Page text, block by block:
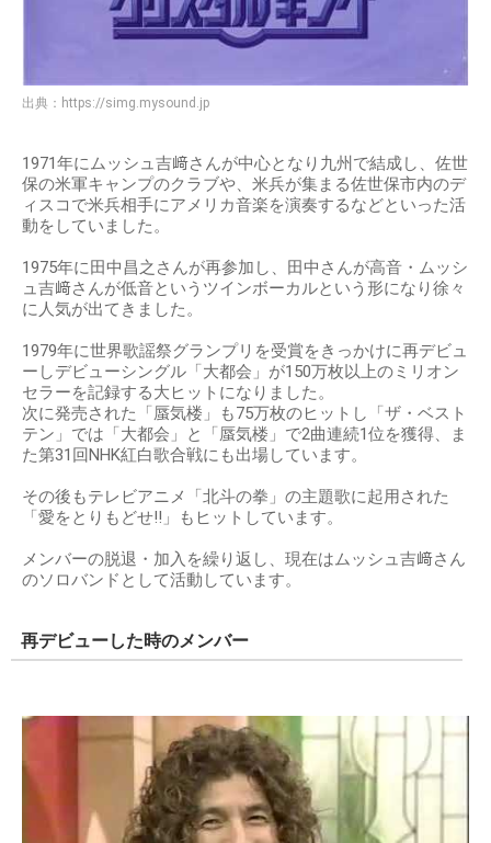
出典： https://simg.mysound.jp
1971年にムッシュ吉﨑さんが中心となり九州で結成し、佐世
保の米軍キャンプのクラブや、米兵が集まる佐世保市内のデ
ィスコで米兵相手にアメリカ音楽を演奏するなどといった活
動をしていました。
1975年に田中昌之さんが再参加し、田中さんが高音・ムッシ
ュ吉﨑さんが低音というツインボーカルという形になり徐々
に人気が出てきました。
1979年に世界歌謡祭グランプリを受賞をきっかけに再デビュ
ーしデビューシングル「大都会」が150万枚以上のミリオン
セラーを記録する大ヒットになりました。
次に発売された「蜃気楼」も75万枚のヒットし「ザ・ベスト
テン」では「大都会」と「蜃気楼」で2曲連続1位を獲得、ま
た第31回NHK紅白歌合戦にも出場しています。
その後もテレビアニメ「北斗の拳」の主題歌に起用された
「愛をとりもどせ!!」もヒットしています。
メンバーの脱退・加入を繰り返し、現在はムッシュ吉﨑さん
のソロバンドとして活動しています。
再デビューした時のメンバー